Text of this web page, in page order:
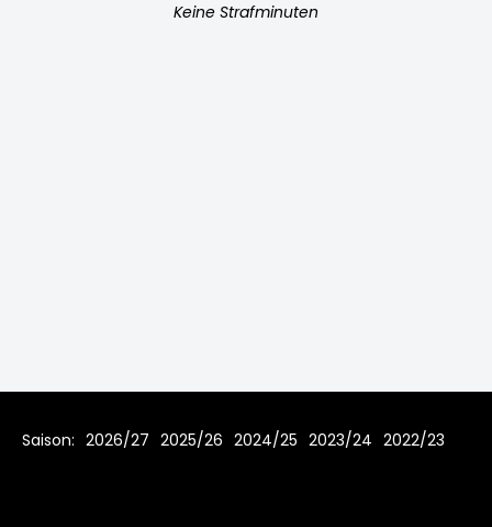
Keine Strafminuten
Saison: 2026/27 2025/26 2024/25 2023/24 2022/23